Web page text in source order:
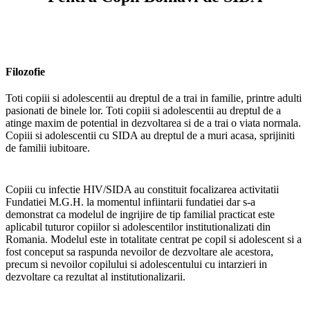
Filozofie
Toti copiii si adolescentii au dreptul de a trai in familie, printre adulti
pasionati de binele lor. Toti copiii si adolescentii au dreptul de a
atinge maxim de potential in dezvoltarea si de a trai o viata normala.
Copiii si adolescentii cu SIDA au dreptul de a muri acasa, sprijiniti
de familii iubitoare.
Copiii cu infectie HIV/SIDA au constituit focalizarea activitatii
Fundatiei M.G.H. la momentul infiintarii fundatiei dar s-a
demonstrat ca modelul de ingrijire de tip familial practicat este
aplicabil tuturor copiilor si adolescentilor institutionalizati din
Romania. Modelul este in totalitate centrat pe copil si adolescent si a
fost conceput sa raspunda nevoilor de dezvoltare ale acestora,
precum si nevoilor copilului si adolescentului cu intarzieri in
dezvoltare ca rezultat al institutionalizarii.